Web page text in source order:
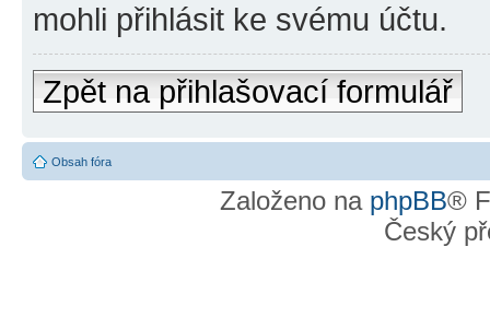
mohli přihlásit ke svému účtu.
Zpět na přihlašovací formulář
Obsah fóra
Založeno na phpBB®
Český